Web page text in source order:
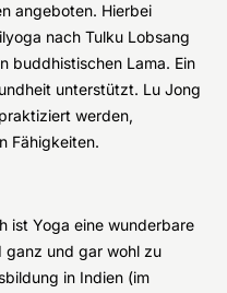
angeboten. Hierbei
nach Tulku Lobsang
buddhistischen Lama. Ein
unterstützt. Lu Jong
werden,
Fähigkeiten.
ist Yoga eine wunderbare
ganz und gar wohl zu
in Indien (im